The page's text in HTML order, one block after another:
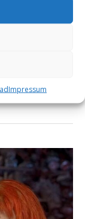
Impressum
sobre